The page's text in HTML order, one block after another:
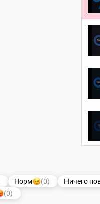
Норм (0) Ничего
(0)